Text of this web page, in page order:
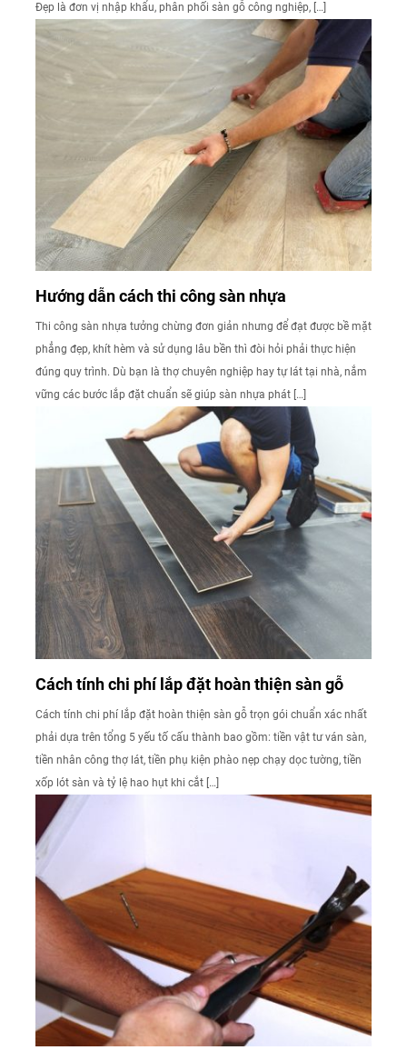
Đẹp là đơn vị nhập khẩu, phân phối sàn gỗ công nghiệp, […]
Hướng dẫn cách thi công sàn nhựa
Thi công sàn nhựa tưởng chừng đơn giản nhưng để đạt được bề mặt
phẳng đẹp, khít hèm và sử dụng lâu bền thì đòi hỏi phải thực hiện
đúng quy trình. Dù bạn là thợ chuyên nghiệp hay tự lát tại nhà, nắm
vững các bước lắp đặt chuẩn sẽ giúp sàn nhựa phát […]
Cách tính chi phí lắp đặt hoàn thiện sàn gỗ
Cách tính chi phí lắp đặt hoàn thiện sàn gỗ trọn gói chuẩn xác nhất
phải dựa trên tổng 5 yếu tố cấu thành bao gồm: tiền vật tư ván sàn,
tiền nhân công thợ lát, tiền phụ kiện phào nẹp chạy dọc tường, tiền
xốp lót sàn và tỷ lệ hao hụt khi cắt […]